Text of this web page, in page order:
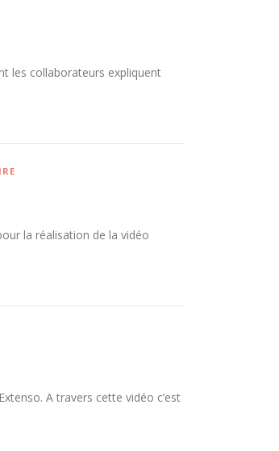
les collaborateurs expliquent
la réalisation de la vidéo
A travers cette vidéo c’est